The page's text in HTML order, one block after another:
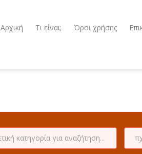
Αρχική Τι είναι; Όροι χρήσης